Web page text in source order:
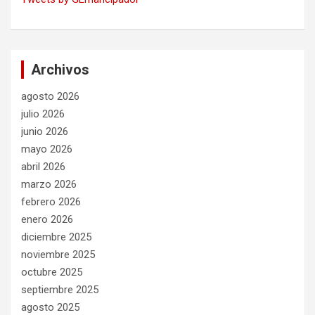
Archivos
agosto 2026
julio 2026
junio 2026
mayo 2026
abril 2026
marzo 2026
febrero 2026
enero 2026
diciembre 2025
noviembre 2025
octubre 2025
septiembre 2025
agosto 2025